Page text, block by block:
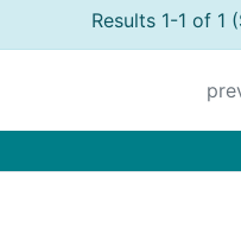
Results 1-1 of 1